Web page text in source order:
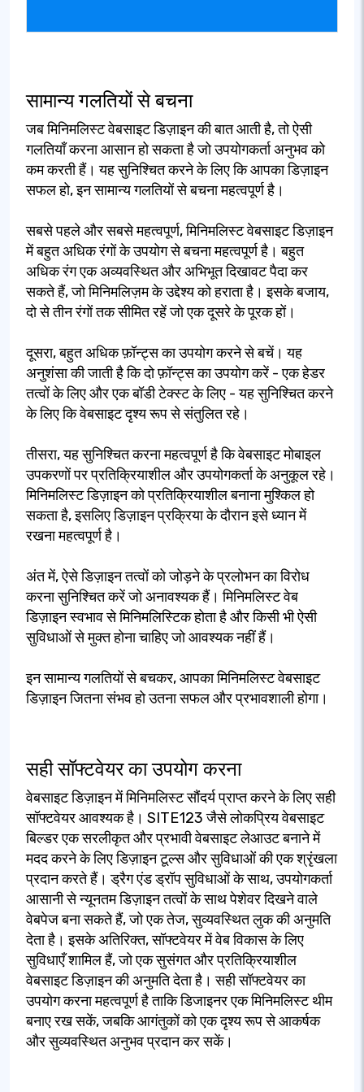
सामान्य गलतियों से बचना
जब मिनिमलिस्ट वेबसाइट डिज़ाइन की बात आती है, तो ऐसी
गलतियाँ करना आसान हो सकता है जो उपयोगकर्ता अनुभव को
कम करती हैं। यह सुनिश्चित करने के लिए कि आपका डिज़ाइन
सफल हो, इन सामान्य गलतियों से बचना महत्वपूर्ण है।
सबसे पहले और सबसे महत्वपूर्ण, मिनिमलिस्ट वेबसाइट डिज़ाइन
में बहुत अधिक रंगों के उपयोग से बचना महत्वपूर्ण है। बहुत
अधिक रंग एक अव्यवस्थित और अभिभूत दिखावट पैदा कर
सकते हैं, जो मिनिमलिज़म के उद्देश्य को हराता है। इसके बजाय,
दो से तीन रंगों तक सीमित रहें जो एक दूसरे के पूरक हों।
दूसरा, बहुत अधिक फ़ॉन्ट्स का उपयोग करने से बचें। यह
अनुशंसा की जाती है कि दो फ़ॉन्ट्स का उपयोग करें - एक हेडर
तत्वों के लिए और एक बॉडी टेक्स्ट के लिए - यह सुनिश्चित करने
के लिए कि वेबसाइट दृश्य रूप से संतुलित रहे।
तीसरा, यह सुनिश्चित करना महत्वपूर्ण है कि वेबसाइट मोबाइल
उपकरणों पर प्रतिक्रियाशील और उपयोगकर्ता के अनुकूल रहे।
मिनिमलिस्ट डिज़ाइन को प्रतिक्रियाशील बनाना मुश्किल हो
सकता है, इसलिए डिज़ाइन प्रक्रिया के दौरान इसे ध्यान में
रखना महत्वपूर्ण है।
अंत में, ऐसे डिज़ाइन तत्वों को जोड़ने के प्रलोभन का विरोध
करना सुनिश्चित करें जो अनावश्यक हैं। मिनिमलिस्ट वेब
डिज़ाइन स्वभाव से मिनिमलिस्टिक होता है और किसी भी ऐसी
सुविधाओं से मुक्त होना चाहिए जो आवश्यक नहीं हैं।
इन सामान्य गलतियों से बचकर, आपका मिनिमलिस्ट वेबसाइट
डिज़ाइन जितना संभव हो उतना सफल और प्रभावशाली होगा।
सही सॉफ्टवेयर का उपयोग करना
वेबसाइट डिज़ाइन में मिनिमलिस्ट सौंदर्य प्राप्त करने के लिए सही
सॉफ्टवेयर आवश्यक है। SITE123 जैसे लोकप्रिय वेबसाइट
बिल्डर एक सरलीकृत और प्रभावी वेबसाइट लेआउट बनाने में
मदद करने के लिए डिज़ाइन टूल्स और सुविधाओं की एक श्रृंखला
प्रदान करते हैं। ड्रैग एंड ड्रॉप सुविधाओं के साथ, उपयोगकर्ता
आसानी से न्यूनतम डिज़ाइन तत्वों के साथ पेशेवर दिखने वाले
वेबपेज बना सकते हैं, जो एक तेज, सुव्यवस्थित लुक की अनुमति
देता है। इसके अतिरिक्त, सॉफ्टवेयर में वेब विकास के लिए
सुविधाएँ शामिल हैं, जो एक सुसंगत और प्रतिक्रियाशील
वेबसाइट डिज़ाइन की अनुमति देता है। सही सॉफ्टवेयर का
उपयोग करना महत्वपूर्ण है ताकि डिजाइनर एक मिनिमलिस्ट थीम
बनाए रख सकें, जबकि आगंतुकों को एक दृश्य रूप से आकर्षक
और सुव्यवस्थित अनुभव प्रदान कर सकें।